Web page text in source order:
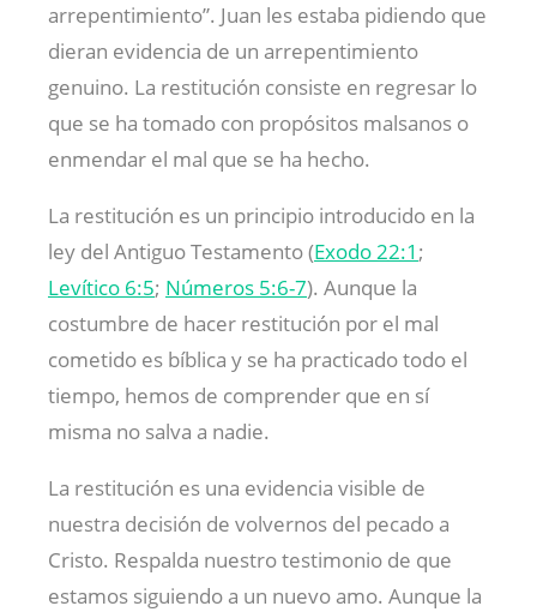
arrepentimiento”. Juan les estaba pidiendo que
dieran evidencia de un arrepentimiento
genuino. La restitución consiste en regresar lo
que se ha tomado con propósitos malsanos o
enmendar el mal que se ha hecho.
La restitución es un principio introducido en la
ley del Antiguo Testamento (Exodo 22:1 ;
Levítico 6:5; Números 5:6-7). Aunque la
costumbre de hacer restitución por el mal
cometido es bíblica y se ha practicado todo el
tiempo, hemos de comprender que en sí
misma no salva a nadie.
La restitución es una evidencia visible de
nuestra decisión de volvernos del pecado a
Cristo. Respalda nuestro testimonio de que
estamos siguiendo a un nuevo amo. Aunque la